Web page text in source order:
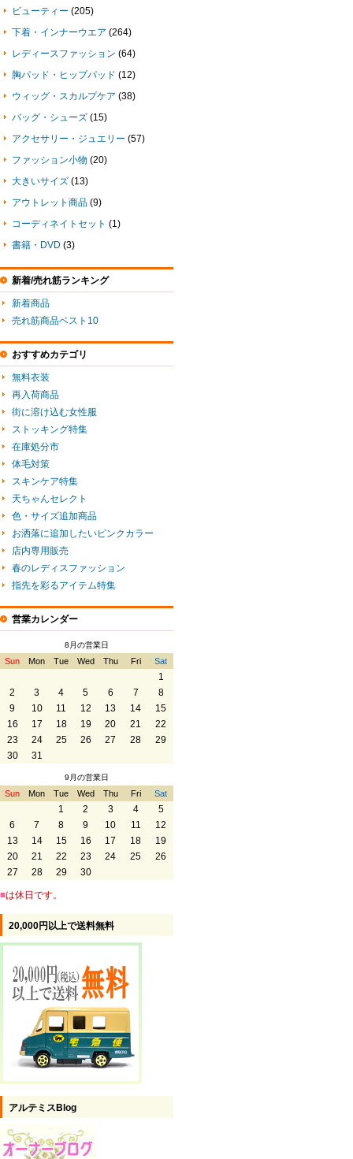
ビューティー (205)
下着・インナーウエア (264)
レディースファッション (64)
胸パッド・ヒップパッド (12)
ウィッグ・スカルプケア (38)
バッグ・シューズ (15)
アクセサリー・ジュエリー (57)
ファッション小物 (20)
大きいサイズ (13)
アウトレット商品 (9)
コーディネイトセット (1)
書籍・DVD (3)
新着/売れ筋ランキング
新着商品
売れ筋商品ベスト10
おすすめカテゴリ
無料衣装
再入荷商品
街に溶け込む女性服
ストッキング特集
在庫処分市
体毛対策
スキンケア特集
天ちゃんセレクト
色・サイズ追加商品
お洒落に追加したいピンクカラー
店内専用販売
春のレディスファッション
指先を彩るアイテム特集
営業カレンダー
8月の営業日
Sun Mon Tue Wed Thu Fri Sat
1
2
3 4 5 6 7
8
9
10 11 12 13 14
15
16
17 18 19 20 21
22
23
24 25 26 27 28
29
30
31
9月の営業日
Sun Mon Tue Wed Thu Fri Sat
1 2 3 4
5
6
7 8 9 10 11
12
13
14 15 16 17 18
19
20
21 22 23 24 25
26
27
28 29 30
■は休日です。
20,000円以上で送料無料
アルテミスBlog